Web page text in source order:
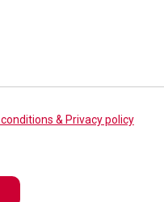
& Privacy policy